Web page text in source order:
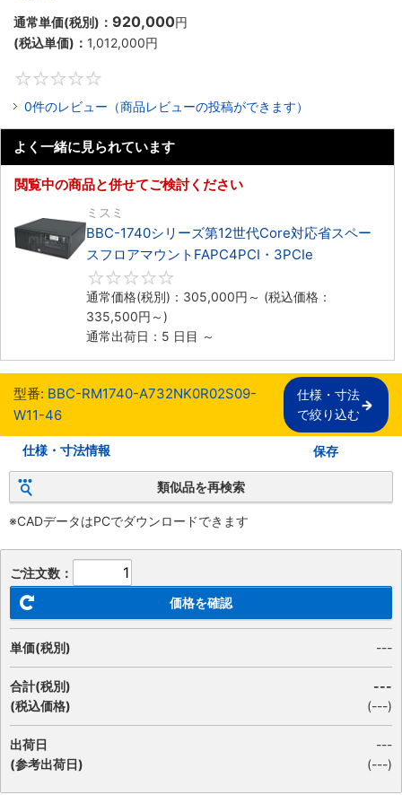
通常単価(税別)： 920,000円
(税込単価)： 1,012,000円
0件のレビュー（商品レビューの投稿ができます）
よく一緒に見られています
閲覧中の商品と併せてご検討ください
ミスミ
BBC-1740シリーズ第12世代Core対応省スペー
スフロアマウントFAPC4PCI・3PCIe
通常価格(税別)： 305,000円 ～ (税込価格：
335,500円 ～)
通常出荷日：5 日目 ～
型番: BBC-RM1740-A732NK0R02S09-
W11-46
仕様・寸法
で絞り込む
仕様・寸法情報 保存
類似品を再検索
※CADデータはPCでダウンロードできます
ご注文数：
価格を確認
単価(税別) ---
合計(税別)
(税込価格)
---
(---)
出荷日
(参考出荷日)
---
(---)